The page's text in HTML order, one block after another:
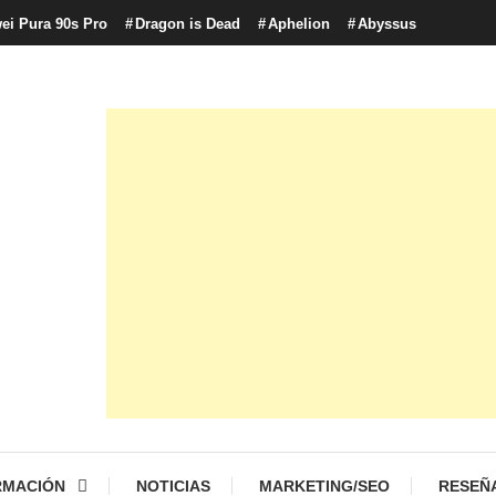
Pura 90s Pro Dragon is Dead Aphelion Abyssus
NOTICIAS MARKETING/SEO